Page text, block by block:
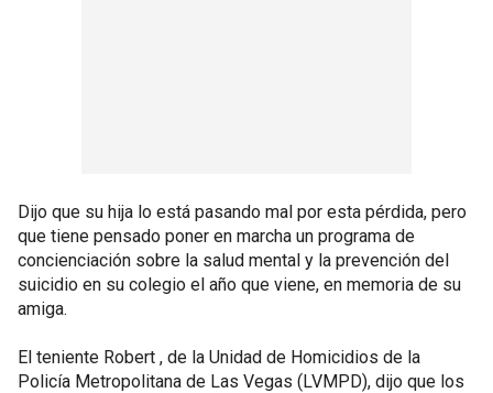
Dijo que su hija lo está pasando mal por esta pérdida, pero
que tiene pensado poner en marcha un programa de
concienciación sobre la salud mental y la prevención del
suicidio en su colegio el año que viene, en memoria de su
amiga.
El teniente Robert , de la Unidad de Homicidios de la
Policía Metropolitana de Las Vegas (LVMPD), dijo que los